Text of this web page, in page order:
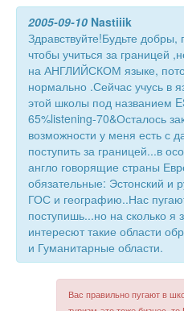
2005-09-10 Nastiiik
Здравствуйте!Будьте
чтобы учиться за границей
на АНГЛИЙСКОМ языке,
нормально .Сейчас учусь в
этой школы под названием
65%listening-70&Осталось
возможности у меня есть с
поступить за границей...в
англо говорящие страны
обязательные: Эстонский и
ГОС и географию..Нас
поступишь...но на сколько
интересют такие области
и Гуманитарные области.
Вас правильно пугают в